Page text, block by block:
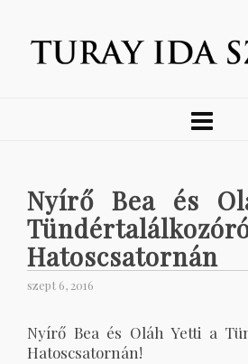
Nyírő Bea és
Hatoscsatornán
szept 6, 2016
Nyírő Bea és Oláh Yetti a
Hatoscsatornán!